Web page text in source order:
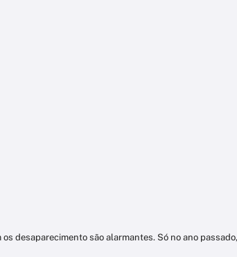
desaparecimento são alarmantes. Só no ano